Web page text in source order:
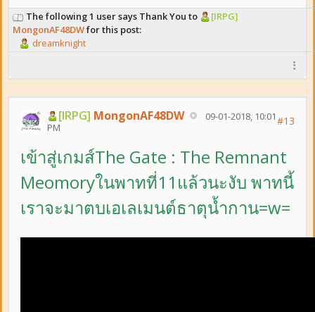
The following 1 user says Thank You to
[IRPG]
MongonAF48DWfor this post:
dreamknight
[IRPG] MongonAF48DW
09-01-2018, 10:01
PM
#13
เข้าสู่เกมส์The Gate : The Remnant
Meomoryในพาทที่11แล้วนะงับ พาทนี้
เราจะมาตบเอเลเมนต์ธาตุน้ำกาน=w=